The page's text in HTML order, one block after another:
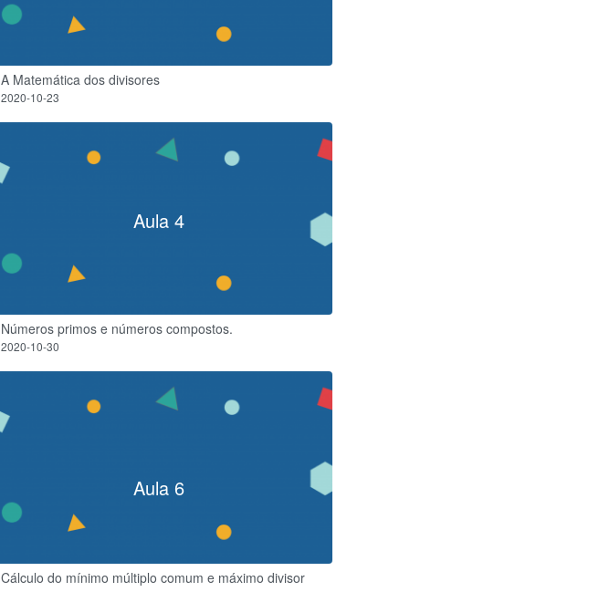
A Matemática dos divisores
2020-10-23
Aula 4
Números primos e números compostos.
2020-10-30
Aula 6
Cálculo do mínimo múltiplo comum e máximo divisor